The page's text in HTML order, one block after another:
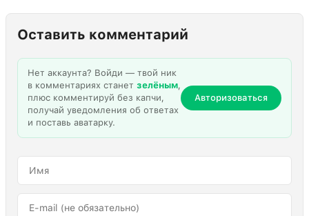
Оставить комментарий
Нет аккаунта? Войди — твой ник
в комментариях станет зелёным,
плюс комментируй без капчи,
получай уведомления об ответах
и поставь аватарку.
Авторизоваться